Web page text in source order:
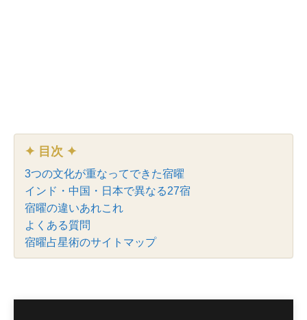
✦ 目次 ✦
3つの文化が重なってできた宿曜
インド・中国・日本で異なる27宿
宿曜の違いあれこれ
よくある質問
宿曜占星術のサイトマップ